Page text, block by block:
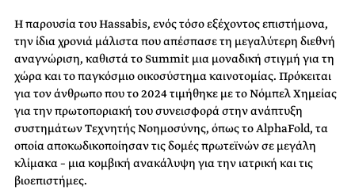
Η παρουσία του Hassabis, ενός τόσο εξέχοντος επιστήμονα,
την ίδια χρονιά μάλιστα που απέσπασε τη μεγαλύτερη διεθνή
αναγνώριση, καθιστά το Summit μια μοναδική στιγμή για τη
χώρα και το παγκόσμιο οικοσύστημα καινοτομίας. Πρόκειται
για τον άνθρωπο που το 2024 τιμήθηκε με το Νόμπελ Χημείας
για την πρωτοποριακή του συνεισφορά στην ανάπτυξη
συστημάτων Τεχνητής Νοημοσύνης, όπως το AlphaFold, τα
οποία αποκωδικοποίησαν τις δομές πρωτεϊνών σε μεγάλη
κλίμακα – μια κομβική ανακάλυψη για την ιατρική και τις
βιοεπιστήμες.